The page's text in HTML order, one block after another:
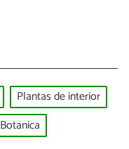
Plantas de interior
Botanica